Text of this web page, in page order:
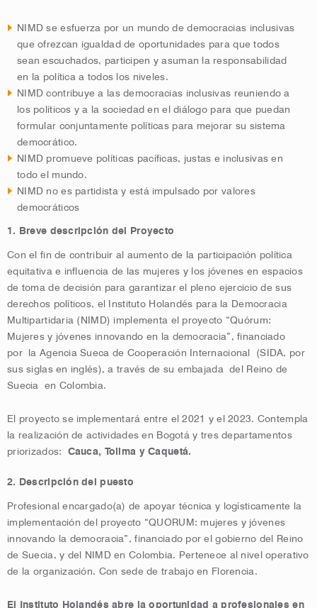
NIMD se esfuerza por un mundo de democracias inclusivas
que ofrezcan igualdad de oportunidades para que todos
sean escuchados, participen y asuman la responsabilidad
en la política a todos los niveles.
NIMD contribuye a las democracias inclusivas reuniendo a
los políticos y a la sociedad en el diálogo para que puedan
formular conjuntamente políticas para mejorar su sistema
democrático.
NIMD promueve políticas pacíficas, justas e inclusivas en
todo el mundo.
NIMD no es partidista y está impulsado por valores
democráticos
1. Breve descripción del Proyecto
Con el fin de contribuir al aumento de la participación política
equitativa e influencia de las mujeres y los jóvenes en espacios
de toma de decisión para garantizar el pleno ejercicio de sus
derechos políticos, el Instituto Holandés para la Democracia
Multipartidaria (NIMD) implementa el proyecto “Quórum:
Mujeres y jóvenes innovando en la democracia”, financiado
por la Agencia Sueca de Cooperación Internacional (SIDA, por
sus siglas en inglés), a través de su embajada del Reino de
Suecia en Colombia.
El proyecto se implementará entre el 2021 y el 2023. Contempla
la realización de actividades en Bogotá y tres departamentos
priorizados: Cauca, Tolima y Caquetá.
2. Descripción del puesto
Profesional encargado(a) de apoyar técnica y logísticamente la
implementación del proyecto “QUORUM: mujeres y jóvenes
innovando la democracia”, financiado por el gobierno del Reino
de Suecia, y del NIMD en Colombia. Pertenece al nivel operativo
de la organización. Con sede de trabajo en Florencia.
El Instituto Holandés abre la oportunidad a profesionales en